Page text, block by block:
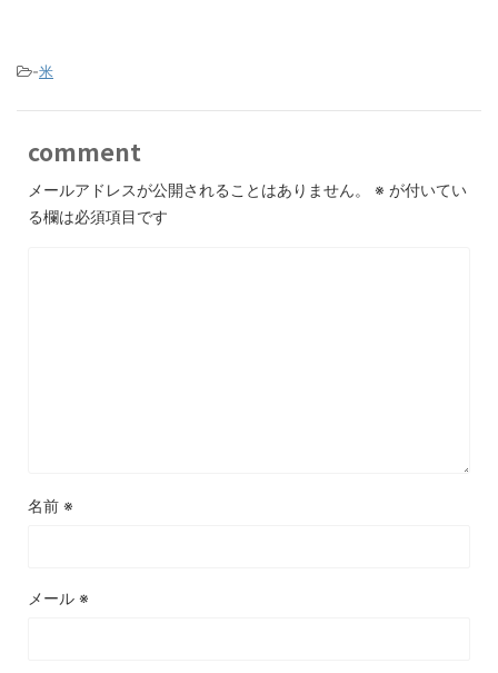
-米
comment
メールアドレスが公開されることはありません。 ※ が付いてい
る欄は必須項目です
名前 ※
メール ※